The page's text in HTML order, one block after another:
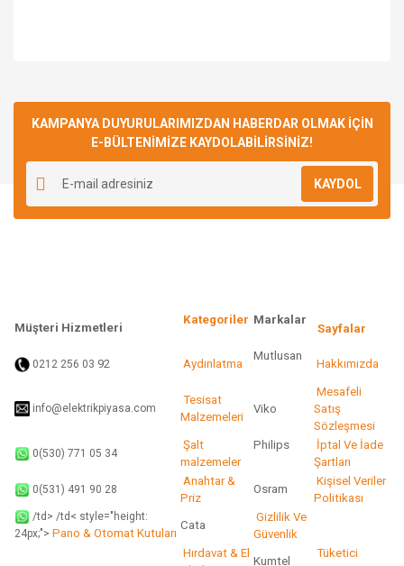
Yorum Yaz
kullanarak tarafımıza iletebilirsiniz.
Görüş ve önerileriniz için teşekkür ederiz.
Ürün resmi kalitesiz, bozuk veya görüntülenemiyor.
Ürün açıklamasında eksik bilgiler bulunuyor.
Ürün bilgilerinde hatalar bulunuyor.
KAMPANYA DUYURULARIMIZDAN HABERDAR OLMAK İÇİN
E-BÜLTENİMİZE KAYDOLABİLİRSİNİZ!
KAYDOL
Müşteri Hizmetleri
Kategoriler Markalar
Sayfalar
0212 256 03 92 Aydınlatma
Mutlusan
Hakkımızda
info@elektrikpiyasa.com
Tesisat
Malzemeleri
Viko
Mesafeli
Satış
Sözleşmesi
0(530) 771 05 34
Şalt
malzemeler
Philips
İptal Ve İade
Şartları
0(531) 491 90 28
Anahtar &
Priz
Osram
Kişisel Veriler
Politikası
/td> /td< style="height:
24px;"> Pano & Otomat Kutuları
Cata
Gizlilik Ve
Güvenlik
Hırdavat & El
Kumtel
Tüketici